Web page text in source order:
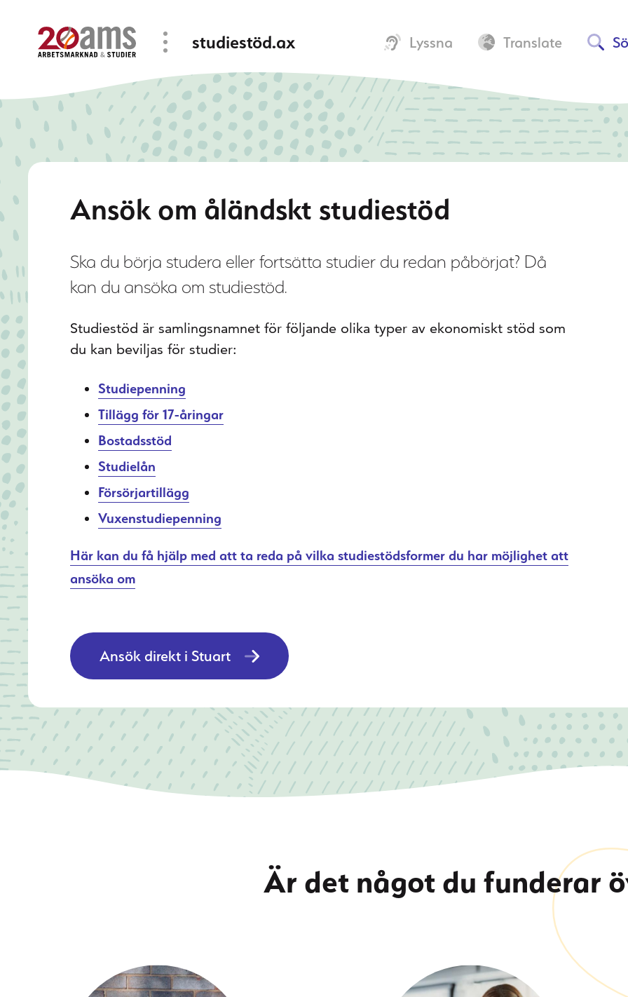
Hoppa
huvudinnehåll
studiestöd.ax Lyssna Translate
Ansök om åländskt studiestöd
Ska du börja studera eller fortsätta studier du redan påbörjat? Då
kan du ansöka om studiestöd.
Studiestöd är samlingsnamnet för följande olika typer av ekonomiskt stöd som
du kan beviljas för studier:
Studiepenning
Tillägg för 17-åringar
Bostadsstöd
Studielån
Försörjartillägg
Vuxenstudiepenning
Här kan du få hjälp med att ta reda på vilka studiestödsformer du har möjlighet att
ansöka om
Ansök direkt i Stuart
Är det något du funderar